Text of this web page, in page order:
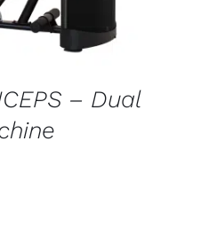
– Dual